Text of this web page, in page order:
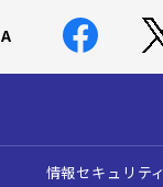
情報セキュリテ